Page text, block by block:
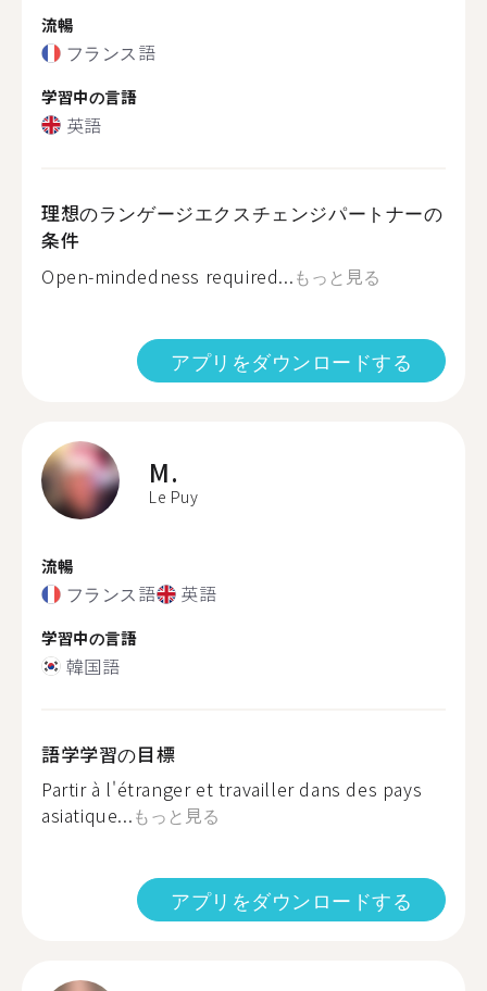
流暢
フランス語
学習中の言語
英語
理想のランゲージエクスチェンジパートナーの
条件
Open-mindedness required...もっと見る
アプリをダウンロードする
M.
Le Puy
流暢
フランス語 英語
学習中の言語
韓国語
語学学習の目標
Partir à l'étranger et travailler dans des pays
asiatique...もっと見る
アプリをダウンロードする